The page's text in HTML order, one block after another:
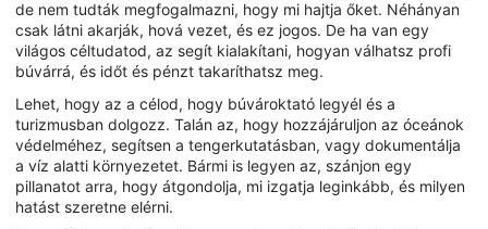
de nem tudták megfogalmazni, hogy mi hajtja őket. Néhányan
csak látni akarják, hová vezet, és ez jogos. De ha van egy
világos céltudatod, az segít kialakítani, hogyan válhatsz profi
búvárrá, és időt és pénzt takaríthatsz meg.
Lehet, hogy az a célod, hogy búvároktató legyél és a
turizmusban dolgozz. Talán az, hogy hozzájáruljon az óceánok
védelméhez, segítsen a tengerkutatásban, vagy dokumentálja
a víz alatti környezetet. Bármi is legyen az, szánjon egy
pillanatot arra, hogy átgondolja, mi izgatja leginkább, és milyen
hatást szeretne elérni.